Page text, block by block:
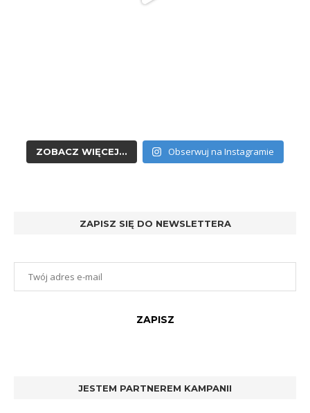
ZOBACZ WIĘCEJ... Obserwuj na Instagramie
ZAPISZ SIĘ DO NEWSLETTERA
JESTEM PARTNEREM KAMPANII